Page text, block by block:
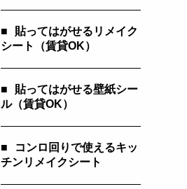
■
貼ってはがせるリメイク
シート（賃貸OK）
■
貼ってはがせる壁紙シー
ル（賃貸OK）
■
コンロ回りで使えるキッ
チンリメイクシート